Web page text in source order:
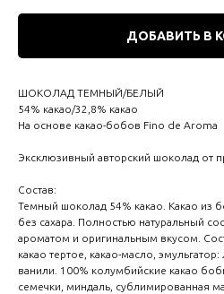
ДОБАВИТЬ В
ШОКОЛАД ТЕМНЫЙ/БЕЛЫЙ
54% какао/32,8% какао
На основе какао-бобов Fino de Aroma
Эксклюзивный авторский шоколад от
Состав:
Темный шоколад 54% какао. Какао из
без сахара. Полностью натуральный
ароматом и оригинальным вкусом.
какао тертое, какао-масло,
ванили. 100% колумбийские какао
семечки, миндаль, сублимированная